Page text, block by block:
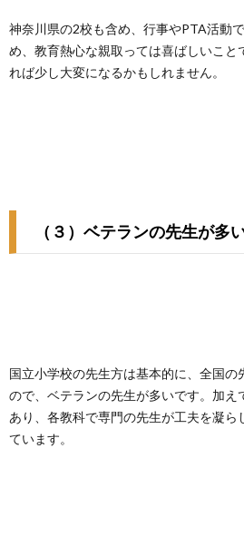
神奈川県の2校も含め、行事やPTA活動
め、教育熱心な親取っては喜ばしいこと
れば少し大変になるかもしれません。
（３）ベテランの先生が多
国立小学校の先生方は基本的に、全国の
ので、ベテランの先生が多いです。加え
あり、各教科で専門の先生が工夫を凝ら
ています。